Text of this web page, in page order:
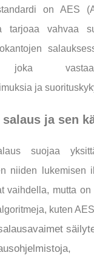
on AES
tarjoaa vahvaa
joka
ja
ja sen
suojaa
niiden lukemisen
vaihdella, mutta
kuten